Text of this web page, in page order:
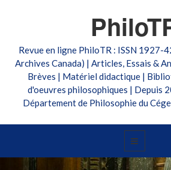
Revue en ligne PhiloTR : ISSN 1927-
Archives Canada) | Articles, Essais &
Brèves | Matériel didactique |
d'oeuvres philosophiques | Depuis
Département de Philosophie du